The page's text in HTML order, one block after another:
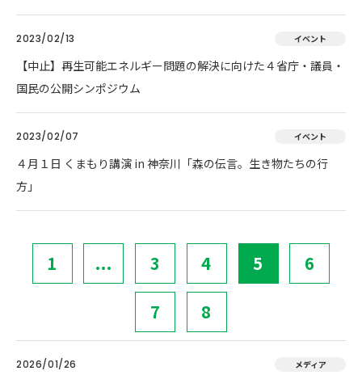
2023/02/13 イベント
【中止】再生可能エネルギー問題の解決に向けた４省庁・議員・
国民の公開シンポジウム
2023/02/07 イベント
４月１日 くまもり講演 in 神奈川「森の伝言。生き物たちの行
方」
1 ... 3 4 5 6
7 8
2026/01/26 メディア